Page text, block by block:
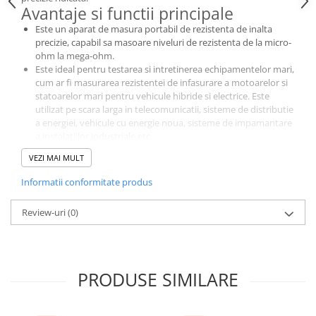
Accesorii
Monitorizare si control
Convertoare DC - DC
Invertoare Off-grid
Incarcatoare de retea
Componente sisteme de balcon
Iluminat solar
Acumulatori Standard Plumb
Acumulatori Moto
Avantaje si functii principale
Este un aparat de masura portabil de rezistenta de inalta
precizie, capabil sa masoare niveluri de rezistenta de la micro-
ohm la mega-ohm.
Este ideal pentru testarea si intretinerea echipamentelor mari,
cum ar fi masurarea rezistentei de infasurare a motoarelor si
statoarelor mari pentru vehicule hibride si electrice. Este
utilizat pe scara larga in telecomunicatii, sisteme de distributie
a energiei, vehicule cu energie noua, sisteme de impamantare
Curent de testare: ≤1A
Oprire automata in 15 minute daca nu se efectueaza nicio
operatiune
Interfata :USB Tip C
Iluminare de fundal: Da
Specificatii tehnice
Tensiune in circuit deschis: ≤4.2V
Protectie intrare: ≤36V AC/DC
VEZI MAI MULT
Informatii conformitate produs
Review-uri(0)
PRODUSE SIMILARE